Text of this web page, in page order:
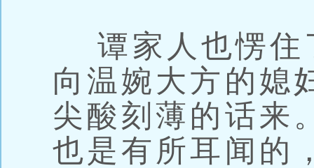
谭家人也愣住
向温婉大方的媳
尖酸刻薄的话来
也是有所耳闻的